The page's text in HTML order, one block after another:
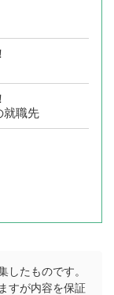
就職先
したものです。
すが内容を保証